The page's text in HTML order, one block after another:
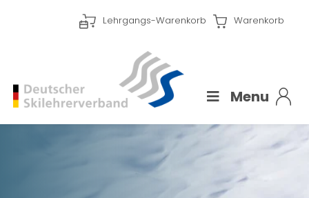
Lehrgangs-Warenkorb Warenkorb
Menu